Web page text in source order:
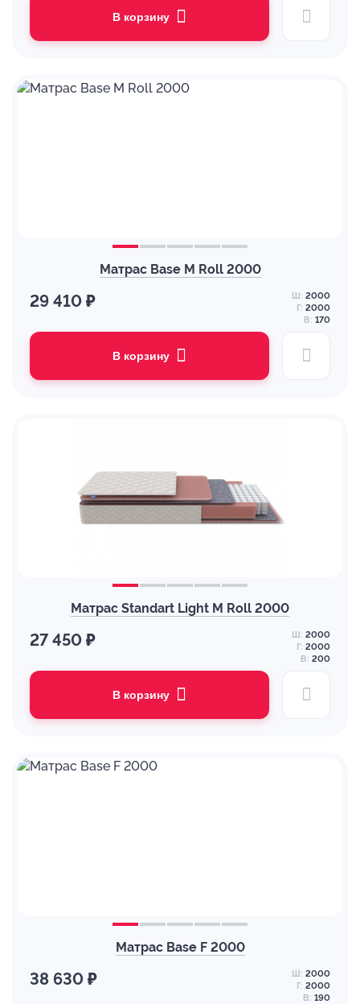
В корзину
Матрас Base M Roll 2000
29 410 ₽ Ш: 2000
Г: 2000
В: 170
В корзину
Матрас Standart Light M Roll 2000
27 450 ₽ Ш: 2000
Г: 2000
В: 200
В корзину
Матрас Base F 2000
38 630 ₽ Ш: 2000
Г: 2000
В: 190